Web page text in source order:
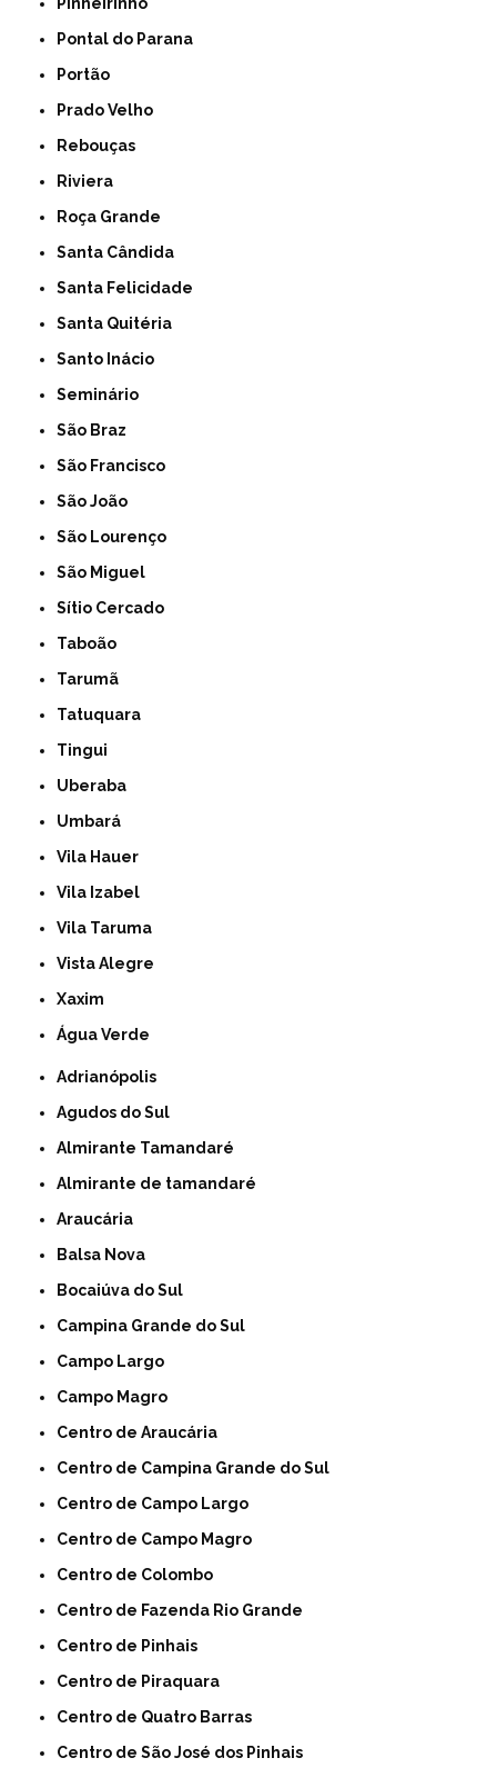
Pontal do Parana
Portão
Prado Velho
Rebouças
Riviera
Roça Grande
Santa Cândida
Santa Felicidade
Santa Quitéria
Santo Inácio
Seminário
São Braz
São Francisco
São João
São Lourenço
São Miguel
Sítio Cercado
Taboão
Tarumã
Tatuquara
Tingui
Uberaba
Umbará
Vila Hauer
Vila Izabel
Vila Taruma
Vista Alegre
Xaxim
Água Verde
Adrianópolis
Agudos do Sul
Almirante Tamandaré
Almirante de tamandaré
Araucária
Balsa Nova
Bocaiúva do Sul
Campina Grande do Sul
Campo Largo
Campo Magro
Centro de Araucária
Centro de Campina Grande do Sul
Centro de Campo Largo
Centro de Campo Magro
Centro de Colombo
Centro de Fazenda Rio Grande
Centro de Pinhais
Centro de Piraquara
Centro de Quatro Barras
Centro de São José dos Pinhais